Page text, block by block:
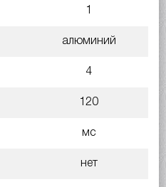
1
алюминий
4
120
мс
нет